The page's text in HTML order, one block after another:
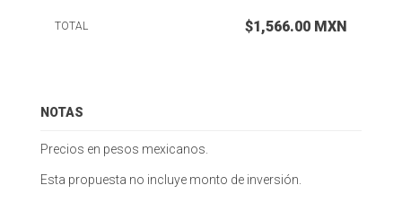
TOTAL $1,566.00 MXN
NOTAS
Precios en pesos mexicanos.
Esta propuesta no incluye monto de inversión.